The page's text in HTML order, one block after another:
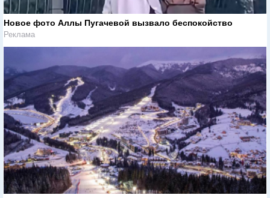
Новое фото Аллы Пугачевой вызвало беспокойство
Реклама